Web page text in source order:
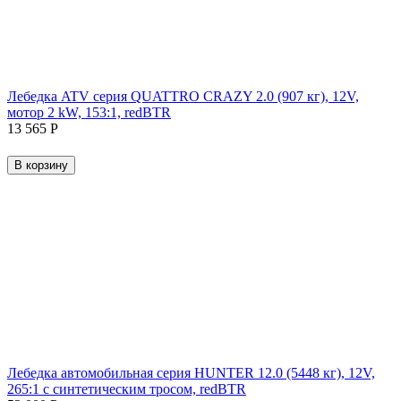
Лебедка ATV серия QUATTRO CRAZY 2.0 (907 кг), 12V,
мотор 2 kW, 153:1, redBTR
13 565 Р
В корзину
Лебедка автомобильная серия HUNTER 12.0 (5448 кг), 12V,
265:1 с синтетическим тросом, redBTR